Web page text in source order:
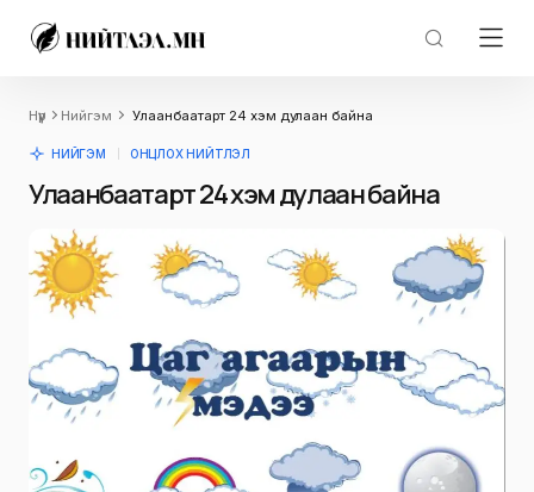
Нүүр Нийгэм Улаанбаатарт 24 хэм дулаан байна
НИЙГЭМ ОНЦЛОХ НИЙТЛЭЛ
Улаанбаатарт 24 хэм дулаан байна